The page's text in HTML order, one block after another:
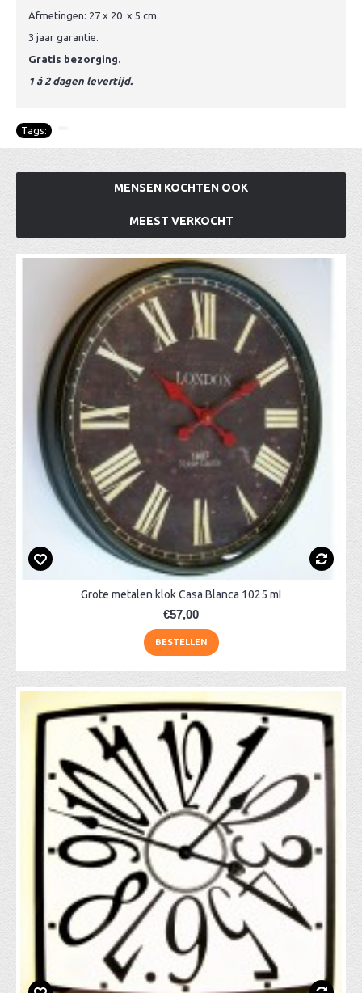
Afmetingen: 27 x 20 x 5 cm.
3 jaar garantie.
Gratis bezorging.
1 á 2 dagen levertijd.
Tags:
MENSEN KOCHTEN OOK
MEEST VERKOCHT
Grote metalen klok Casa Blanca 1025 mI
€57,00
BESTELLEN